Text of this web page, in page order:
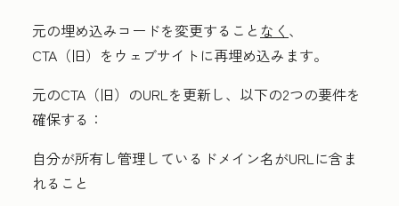
元の埋め込みコードを変更すること なく 、
CTA（旧）をウェブサイトに再埋め込みます。
元のCTA（旧）のURLを更新し、以下の2つの要件を
確保する：
自分が所有し管理しているドメイン名がURLに含ま
れること